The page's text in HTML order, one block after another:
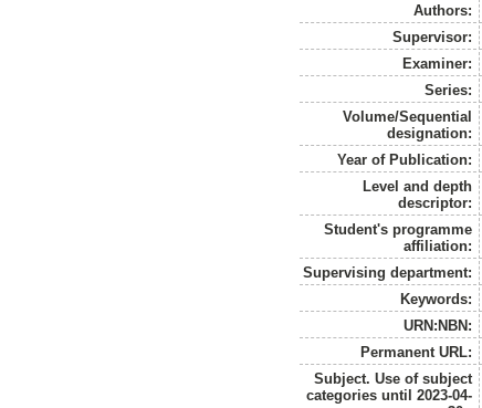
Authors:
Supervisor:
Examiner:
Series:
Volume/Sequential
designation:
Year of Publication:
Level and depth
descriptor:
Student's programme
affiliation:
Supervising department:
Keywords:
URN:NBN:
Permanent URL:
Subject. Use of subject
categories until 2023-04-